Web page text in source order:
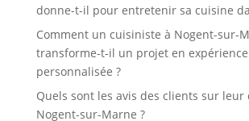
donne-t-il pour entretenir sa cuisine
Comment un cuisiniste à Nogent-sur-
transforme-t-il un projet en expérience
personnalisée ?
Quels sont les avis des clients sur leur
Nogent-sur-Marne ?